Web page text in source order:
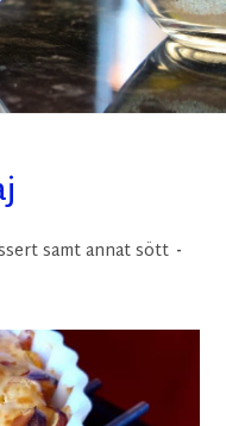
samt annat sött